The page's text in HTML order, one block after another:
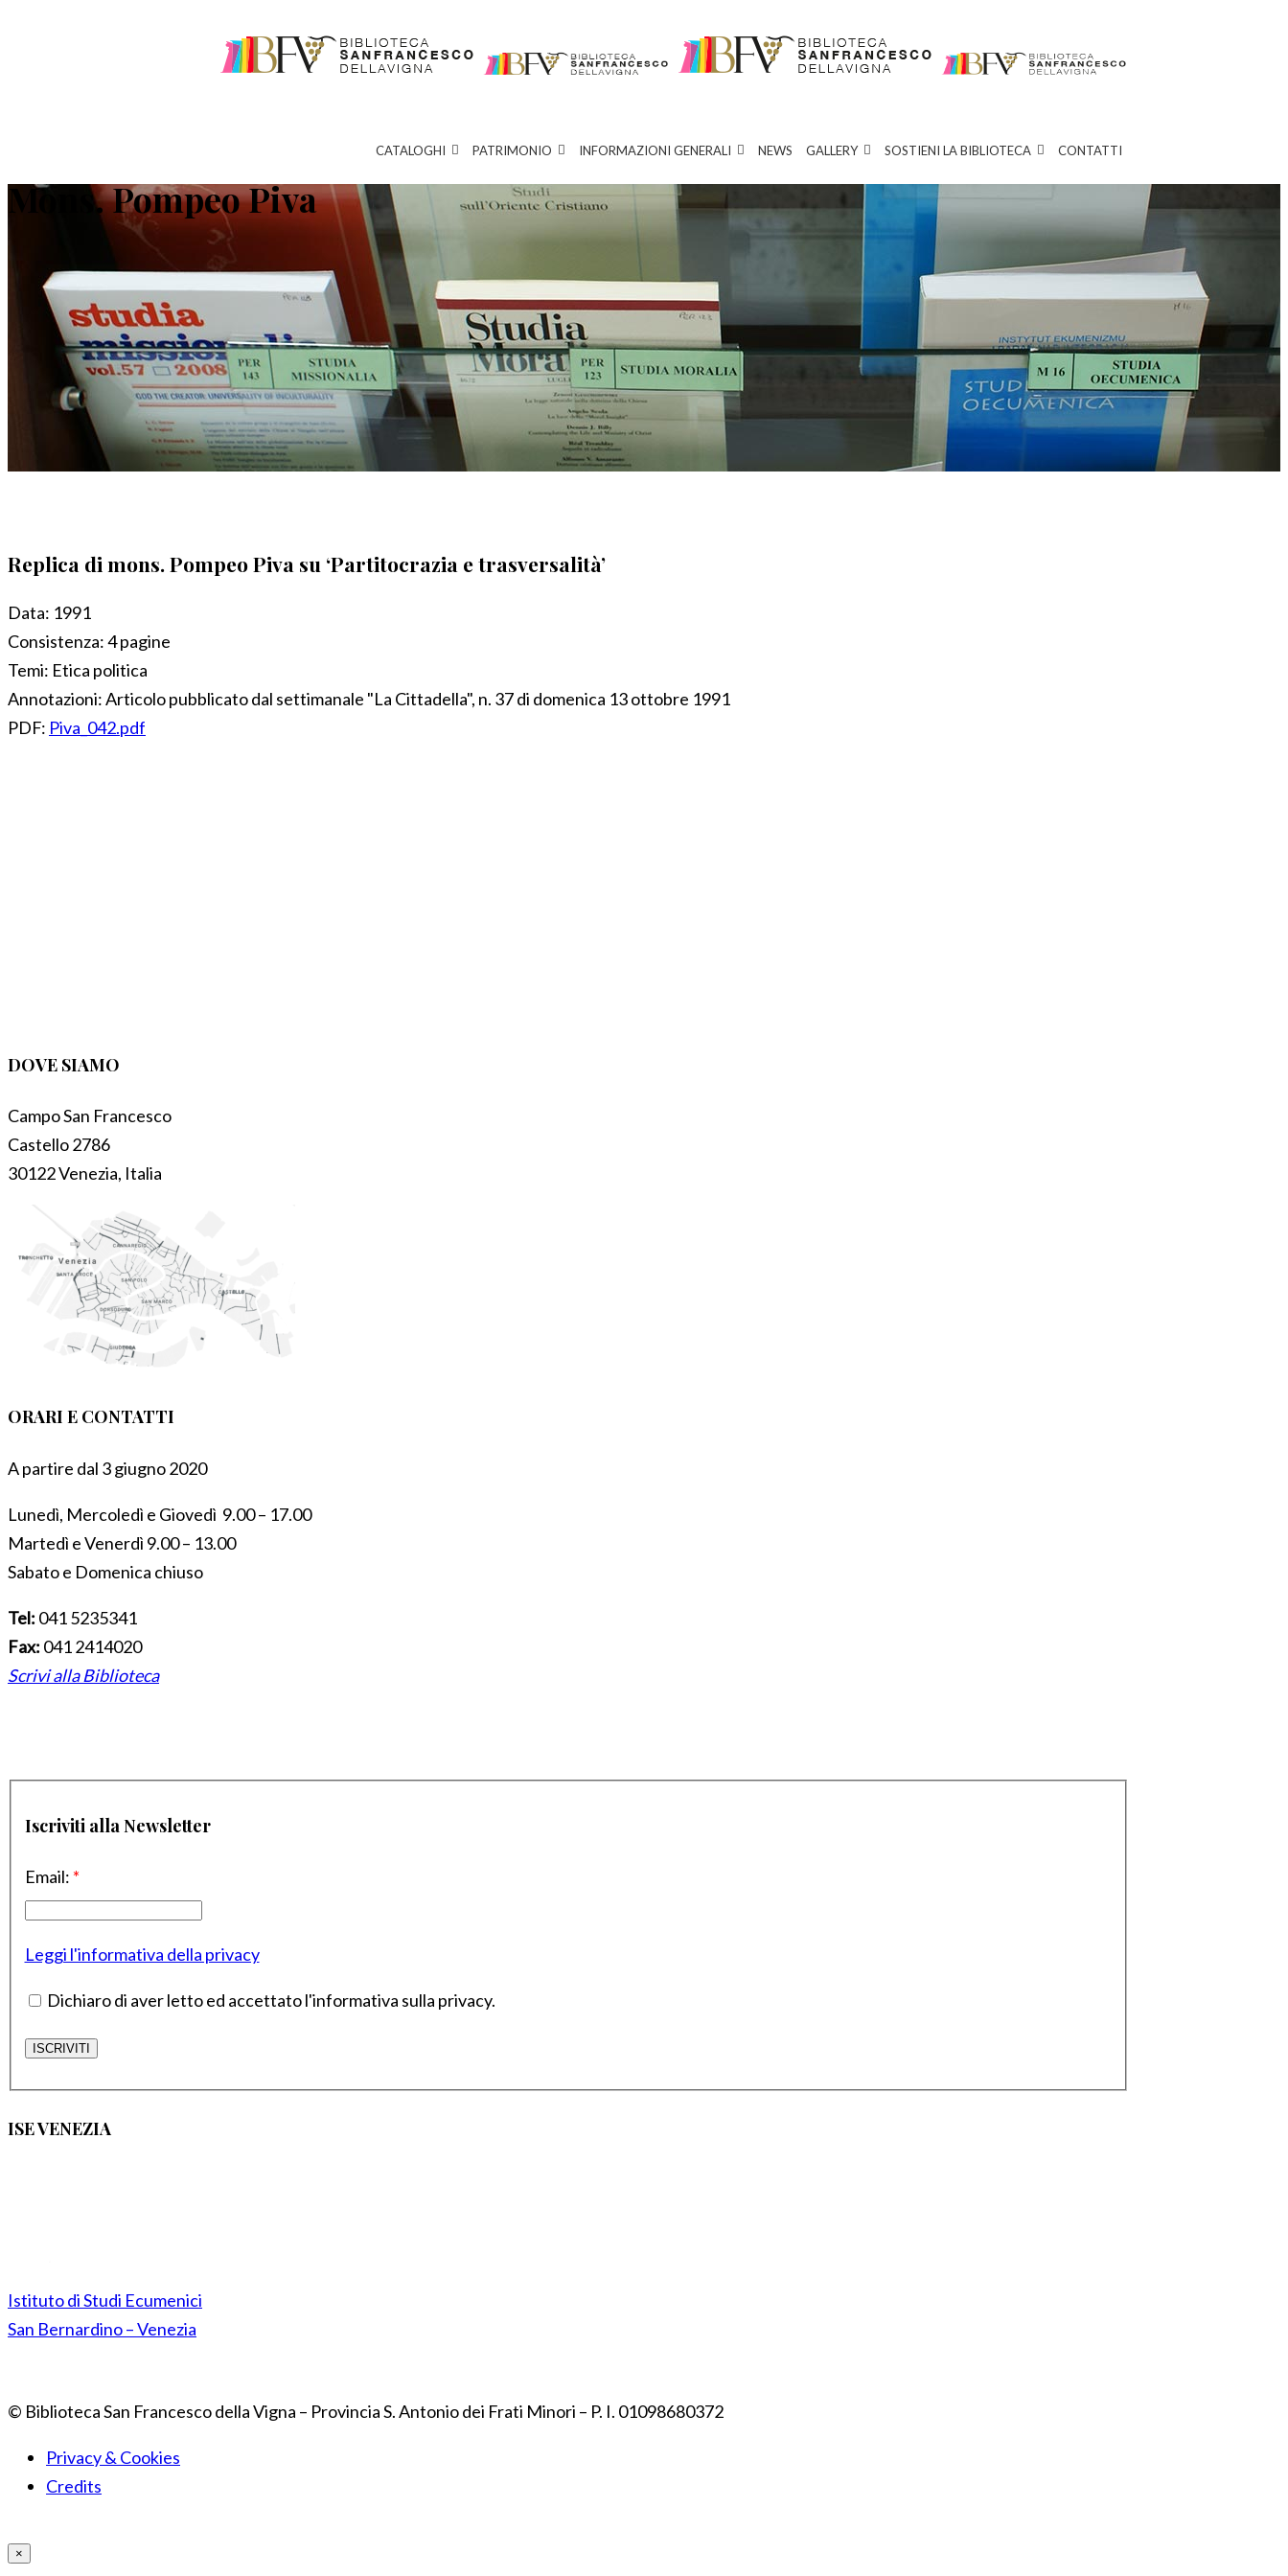
CATALOGHI PATRIMONIO INFORMAZIONI GENERALI NEWS GALLERY SOSTIENI LA BIBLIOTECA CONTATTI
Mons. Pompeo Piva
Replica di mons. Pompeo Piva su ‘Partitocrazia e trasversalità’
Data: 1991
Consistenza:4 pagine
Temi: Etica politica
Annotazioni:Articolo pubblicato dal settimanale "La Cittadella", n. 37 di domenica 13 ottobre 1991
PDF: Piva_042.pdf
DOVE SIAMO
Campo San Francesco
Castello 2786
30122 Venezia, Italia
ORARI E CONTATTI
A partire dal 3 giugno 2020
Lunedì, Mercoledì e Giovedì 9.00 – 17.00
Martedì e Venerdì 9.00 – 13.00
Sabato e Domenica chiuso
Tel: 041 5235341
Fax: 041 2414020
Scrivi alla Biblioteca
Iscriviti alla Newsletter
Email: *
Leggi l'informativa della privacy
Dichiaro di aver letto ed accettato l'informativa sulla privacy.
ISE VENEZIA
Istituto di Studi Ecumenici
San Bernardino – Venezia
© Biblioteca San Francesco della Vigna – Provincia S. Antonio dei Frati Minori – P. I. 01098680372
Privacy & Cookies
Credits
×